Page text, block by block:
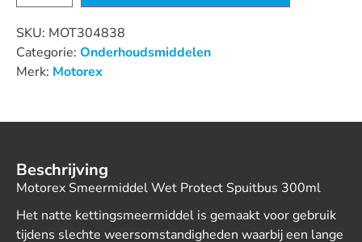
SKU: MOT304838
Categorie: Onderhoudsmiddelen
Merk: Motorex
Beschrijving
Motorex Smeermiddel Wet Protect Spuitbus 300ml
Het natte kettingsmeermiddel is gemaakt voor gebruik
tijdens slechte weersomstandigheden waarbij een lange